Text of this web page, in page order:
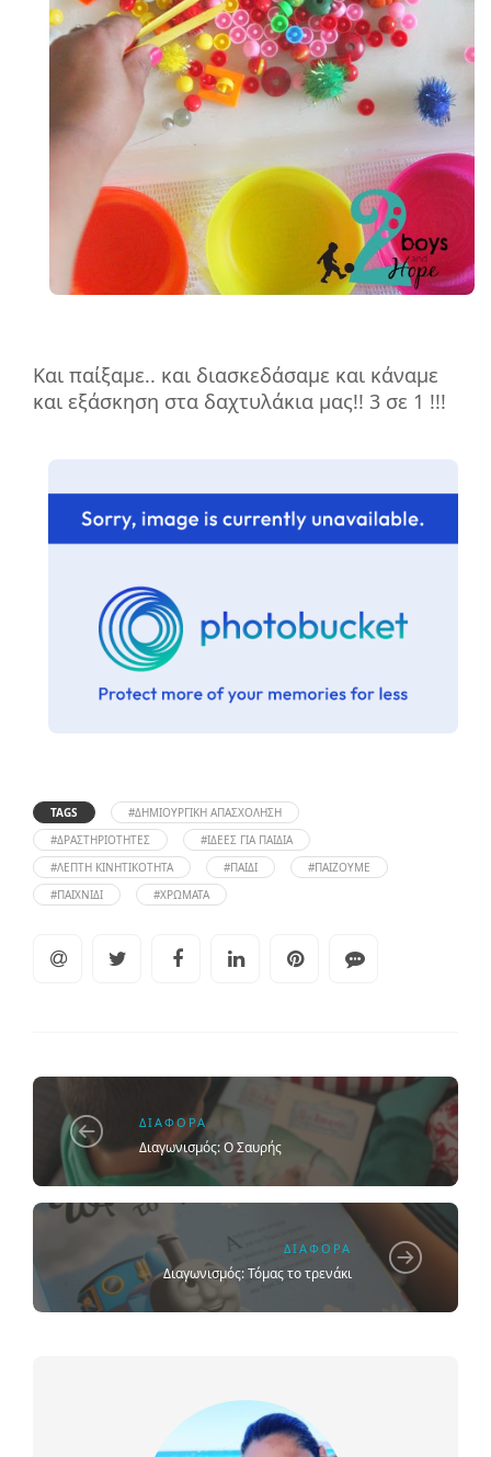
Και παίξαμε.. και διασκεδάσαμε και κάναμε
και εξάσκηση στα δαχτυλάκια μας!! 3 σε 1 !!!
TAGS
#ΔΗΜΙΟΥΡΓΙΚΉ ΑΠΑΣΧΌΛΗΣΗ
#ΔΡΑΣΤΗΡΙΌΤΗΤΕΣ
#ΙΔΈΕΣ ΓΙΑ ΠΑΙΔΙΆ
#ΛΕΠΤΉ ΚΙΝΗΤΙΚΌΤΗΤΑ
#ΠΑΙΔΊ
#ΠΑΊΖΟΥΜΕ
#ΠΑΙΧΝΊΔΙ
#ΧΡΏΜΑΤΑ
ΔΙΆΦΟΡΑ
Διαγωνισμός: Ο Σαυρής
ΔΙΆΦΟΡΑ
Διαγωνισμός: Τόμας το τρενάκι